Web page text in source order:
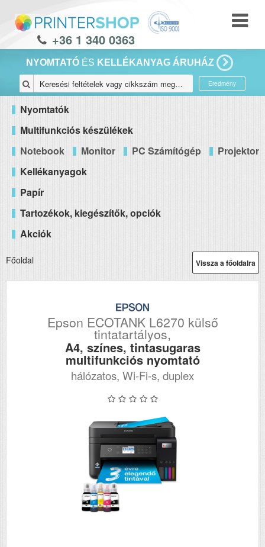
+36 1 340 0363
NYOMTATÓ ÉS KELLÉKANYAG ÁRUHÁZ
Eredmény
Nyomtatók
Multifunkciós készülékek
Notebook
Monitor PC Számítógép
Projektor
Kellékanyagok
Papír
Tartozékok, kiegészítők, opciók
Akciók
Vissza a főoldalra
Főoldal
Epson ECOTANK L6270 külső
tintatartályos,
A4, színes, tintasugaras
multifunkciós nyomtató
hálózatos, Wi-Fi-s, duplex